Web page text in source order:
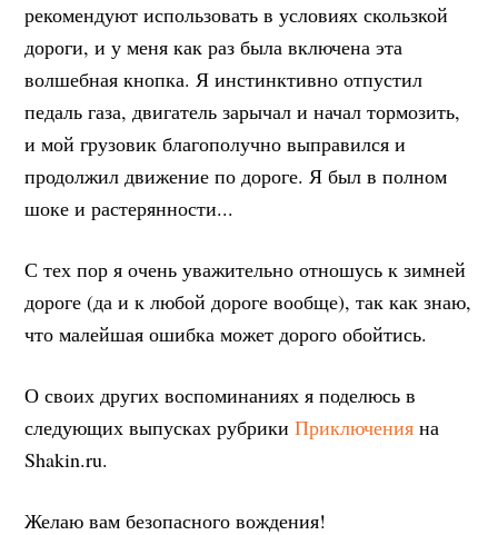
рекомендуют использовать в условиях скользкой
дороги, и у меня как раз была включена эта
волшебная кнопка. Я инстинктивно отпустил
педаль газа, двигатель зарычал и начал тормозить,
и мой грузовик благополучно выправился и
продолжил движение по дороге. Я был в полном
шоке и растерянности...
С тех пор я очень уважительно отношусь к зимней
дороге (да и к любой дороге вообще), так как знаю,
что малейшая ошибка может дорого обойтись.
О своих других воспоминаниях я поделюсь в
следующих выпусках рубрикиПриключения на
Shakin.ru.
Желаю вам безопасного вождения!